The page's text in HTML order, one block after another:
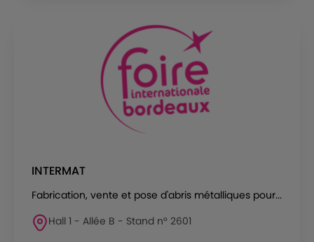
INTERMAT
Fabrication, vente et pose d'abris métalliques pour...
Hall 1 - Allée B - Stand n° 2601